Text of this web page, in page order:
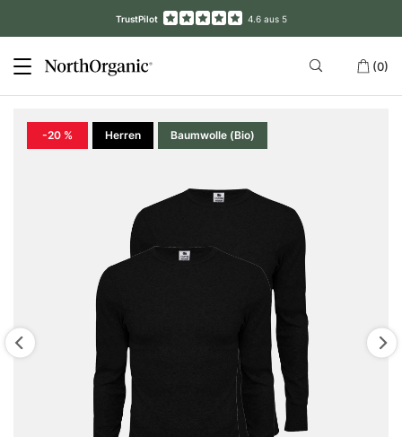
TrustPilot 4.6 aus 5
(0)
-20 % Herren Baumwolle (Bio)